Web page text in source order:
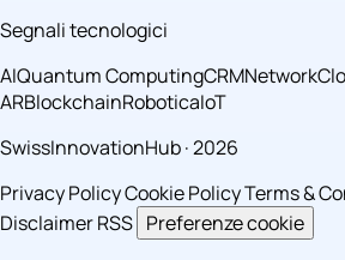
Segnali tecnologici
AIQuantum ComputingCRMNetwork
ARBlockchainRoboticaIoT
SwissInnovationHub · 2026
Privacy PolicyCookie PolicyTerms &
DisclaimerRSS Preferenze cookie